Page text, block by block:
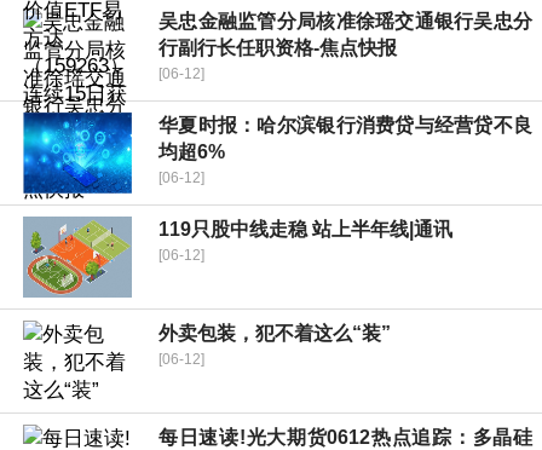
吴忠金融监管分局核准徐瑶交通银行吴忠分
行副行长任职资格-焦点快报
[06-12]
华夏时报：哈尔滨银行消费贷与经营贷不良
均超6%
[06-12]
119只股中线走稳 站上半年线|通讯
[06-12]
外卖包装，犯不着这么“装”
[06-12]
每日速读!光大期货0612热点追踪：多晶硅